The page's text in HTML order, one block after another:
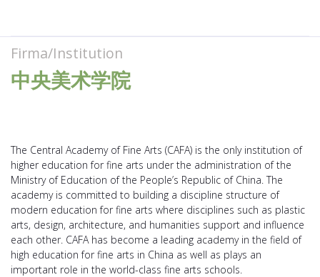
Firma/Institution
中央美术学院
The Central Academy of Fine Arts (CAFA) is the only institution of
higher education for fine arts under the administration of the
Ministry of Education of the People’s Republic of China. The
academy is committed to building a discipline structure of
modern education for fine arts where disciplines such as plastic
arts, design, architecture, and humanities support and influence
each other. CAFA has become a leading academy in the field of
high education for fine arts in China as well as plays an
important role in the world-class fine arts schools.